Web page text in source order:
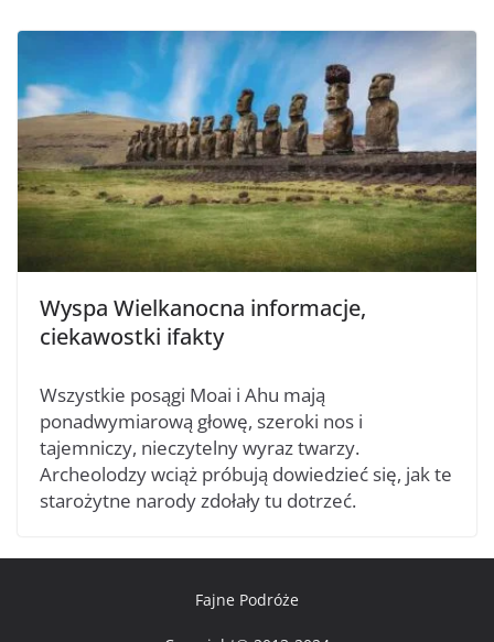
Wyspa Wielkanocna informacje,
ciekawostki ifakty
Wszystkie posągi Moai i Ahu mają
ponadwymiarową głowę, szeroki nos i
tajemniczy, nieczytelny wyraz twarzy.
Archeolodzy wciąż próbują dowiedzieć się, jak te
starożytne narody zdołały tu dotrzeć.
Fajne Podróże